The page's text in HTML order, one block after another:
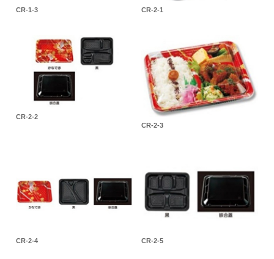
CR-1-3 CR-2-1
CR-2-2
CR-2-3
CR-2-4 CR-2-5